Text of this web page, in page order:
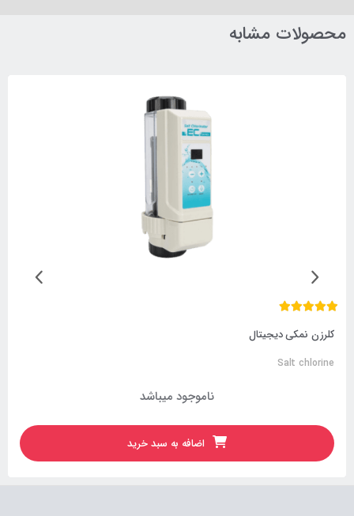
محصولات مشابه
کلرزن نمکی دیجیتال
Salt chlorine
ناموجود میباشد
اضافه به سبد خرید